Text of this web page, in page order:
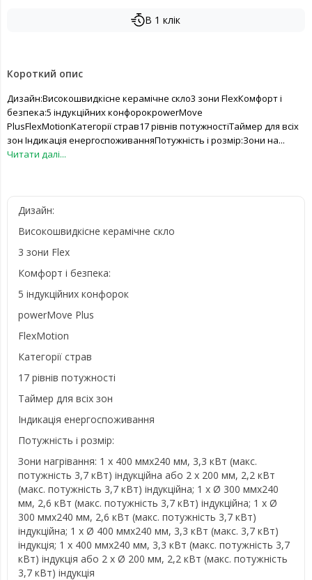
В 1 клік
Короткий опис
Дизайн:Високошвидкісне керамічне скло3 зони FlexКомфорт і
безпека:5 індукційних конфорокpowerMove
PlusFlexMotionКатегорії страв17 рівнів потужностіТаймер для всіх
зон Індикація енергоспоживанняПотужність і розмір:Зони на...
Читати далі...
Дизайн:
Високошвидкісне керамічне скло
3 зони Flex
Комфорт і безпека:
5 індукційних конфорок
powerMove Plus
FlexMotion
Категорії страв
17 рівнів потужності
Таймер для всіх зон
Індикація енергоспоживання
Потужність і розмір:
Зони нагрівання: 1 x 400 ммx240 мм, 3,3 кВт (макс.
потужність 3,7 кВт) індукційна або 2 x 200 мм, 2,2 кВт
(макс. потужність 3,7 кВт) індукційна; 1 x Ø 300 ммx240
мм, 2,6 кВт (макс. потужність 3,7 кВт) індукційна; 1 x Ø
300 ммx240 мм, 2,6 кВт (макс. потужність 3,7 кВт)
індукційна; 1 x Ø 400 ммx240 мм, 3,3 кВт (макс. 3,7 кВт)
індукція; 1 x 400 ммx240 мм, 3,3 кВт (макс. потужність 3,7
кВт) індукція або 2 x Ø 200 мм, 2,2 кВт (макс. потужність
3,7 кВт) індукція